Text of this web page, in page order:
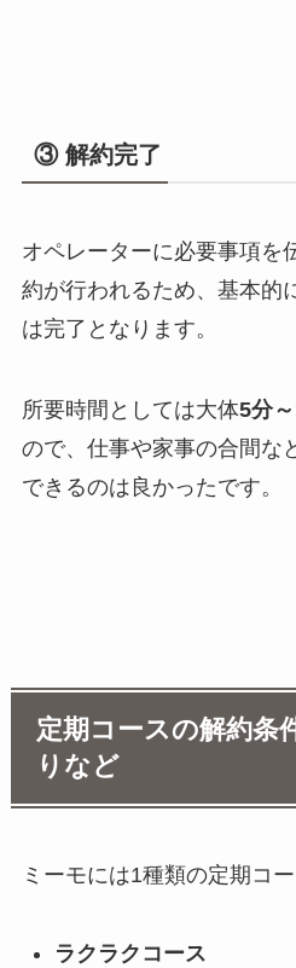
③ 解約完了
オペレーターに必要事項を
約が行われるため、基本的
は完了となります。
所要時間としては大体5分
ので、仕事や家事の合間な
できるのは良かったです。
定期コースの解約条
りなど
ミーモには1種類の定期コー
ラクラクコース